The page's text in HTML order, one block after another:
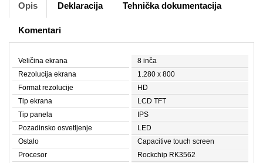
Opis Deklaracija Tehnička dokumentacija
Komentari
Veličina ekrana
8 inča
Rezolucija ekrana
1.280 x 800
Format rezolucije
HD
Tip ekrana
LCD TFT
Tip panela
IPS
Pozadinsko osvetljenje
LED
Ostalo
Capacitive touch screen
Procesor
Rockchip RK3562